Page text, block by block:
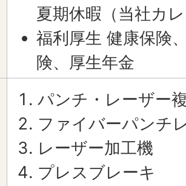
夏期休暇（当社カ
福利厚生 健康保険
険、厚生年金
パンチ・レーザー
ファイバーパンチ
レーザー加工機
プレスブレーキ